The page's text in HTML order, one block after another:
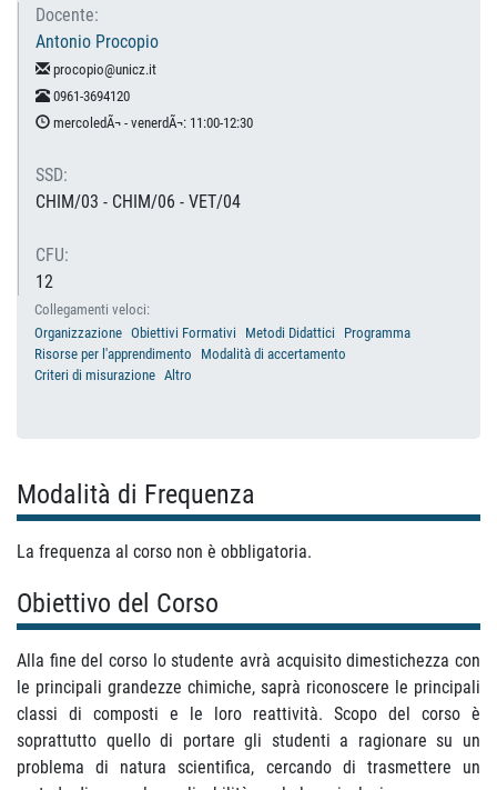
Docente:
Antonio Procopio
procopio@unicz.it
0961-3694120
mercoledÃ¬ - venerdÃ¬: 11:00-12:30
SSD:
CHIM/03 - CHIM/06 - VET/04
CFU:
12
Collegamenti veloci:
Organizzazione Obiettivi Formativi Metodi Didattici
Programma
Risorse per l'apprendimento
Modalità di accertamento
Criteri di misurazione Altro
Modalità di Frequenza
La frequenza al corso non è obbligatoria.
Obiettivo del Corso
Alla fine del corso lo studente avrà acquisito dimestichezza con
le principali grandezze chimiche, saprà riconoscere le principali
classi di composti e le loro reattività. Scopo del corso è
soprattutto quello di portare gli studenti a ragionare su un
problema di natura scientifica, cercando di trasmettere un